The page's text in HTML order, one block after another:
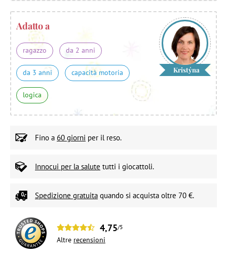
Adatto a
ragazzo da 2 anni
da 3 anni capacità motoria
logica
Kristýna
Fino a 60 giorni per il reso.
Innocui per la salute tutti i giocattoli.
Spedizione gratuita quando si acquista oltre 70 €.
4,75/5
Altre recensioni